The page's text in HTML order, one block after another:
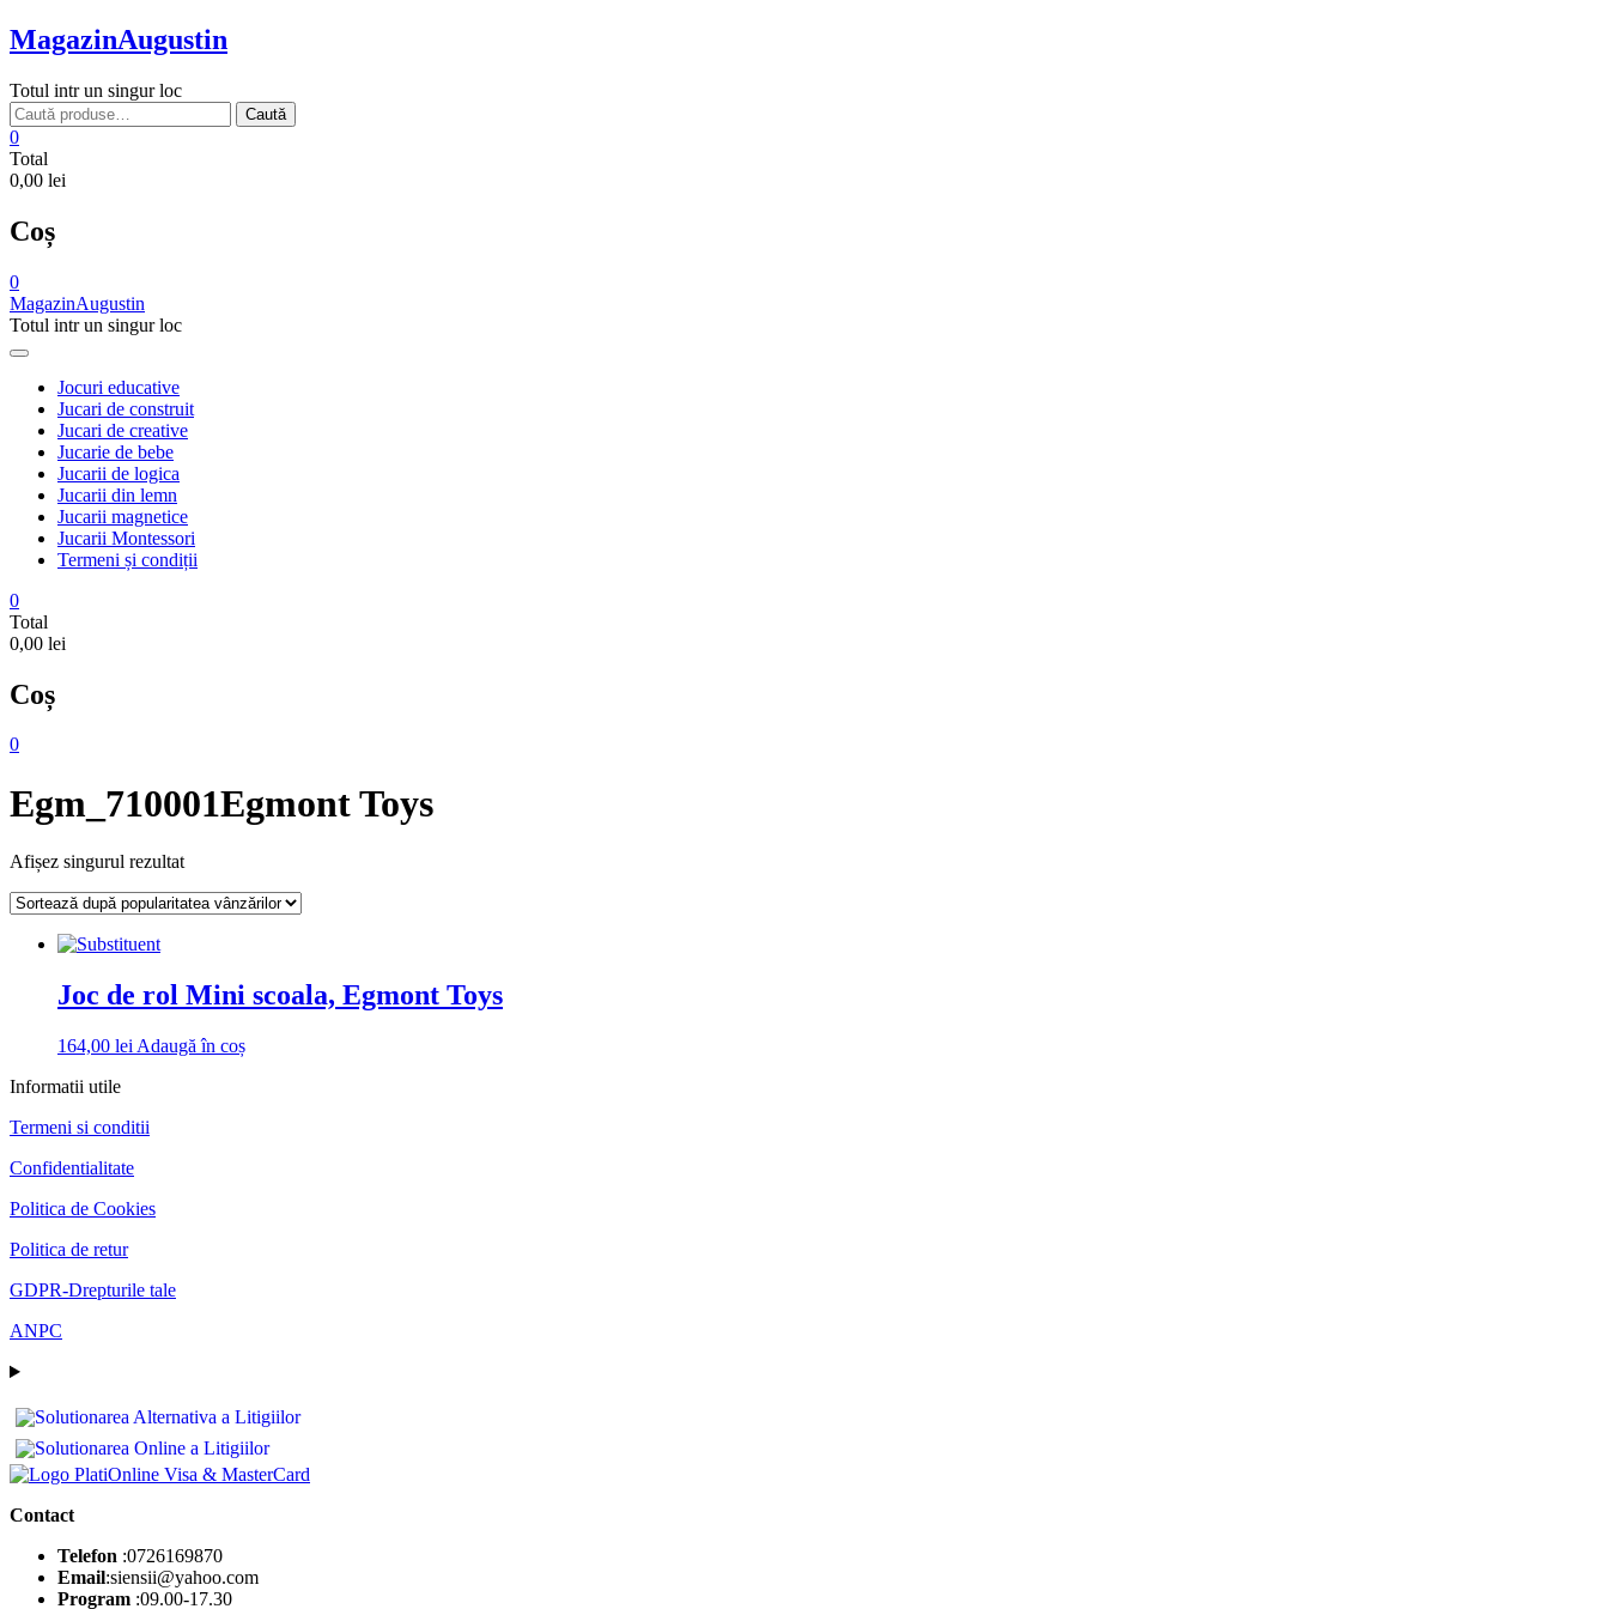
Skip
to
MagazinAugustin
Totul intr un singur loc
Caută
după:
Caută
0
Total
0,00 lei
Coș
0
MagazinAugustin
Totul intr un singur loc
Jocuri educative
Jucari de construit
Jucari de creative
Jucarie de bebe
Jucarii de logica
Jucarii din lemn
Jucarii magnetice
Jucarii Montessori
Termeni și condiții
0
Total
0,00 lei
Coș
0
Egm_710001Egmont Toys
Afișez singurul rezultat
Joc de rol Mini scoala, Egmont Toys
164,00 lei Adaugă în coș
Informatii utile
Termeni si conditii
Confidentialitate
Politica de Cookies
Politica de retur
GDPR-Drepturile tale
ANPC
Contact
Telefon :0726169870
Email:siensii@yahoo.com
Program :09.00-17.30